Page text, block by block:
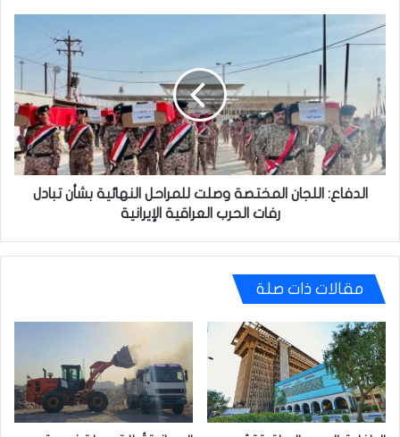
الدفاع:
اللجان
المختصة
وصلت
للمراحل
النهائية
بشأن
تبادل
رفات
الحربالدفاع: اللجان المختصة وصلت للمراحل النهائية بشأن تبادل
رفات الحرب العراقية الإيرانية
مقالات ذات صلة